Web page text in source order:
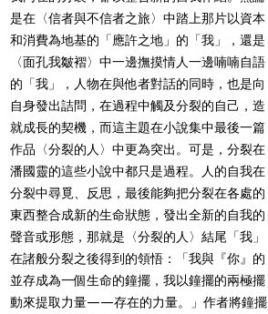
是在〈信者與不信者之旅〉中踏上那片以資本
和消費為地基的「應許之地」的「我」，還是
〈面孔我皺褶〉中一邊撫摸情人一邊喃喃自語
的「我」，人物在與他者對話的同時，也是向
自身發出詰問，在過程中觸及分裂的自己，造
就成長的契機，而這主題在小說集中最後一篇
作品〈分裂的人〉中更為突出。可是，分裂在
潘國靈的這些小說中都只是過程。人的自我在
分裂中尋覓、反思，最後能夠把分裂在各處的
東西整合成新的生命狀態，發出全新的自我的
聲音或形態，那就是〈分裂的人〉結尾「我」
在諸般分裂之後得到的領悟：「我與『你』的
並存成為一個生命的鐘擺，我以鐘擺的兩極擺
動來提取力量——存在的力量。」作者將鐘擺